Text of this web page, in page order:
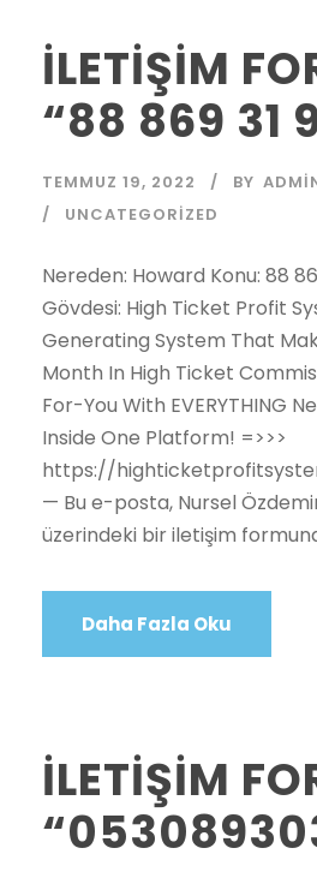
İLETİŞİM
“88 869 31
TEMMUZ 19, 2022 BY
UNCATEGORIZED
Nereden: Howard Konu: 88
Gövdesi: High Ticket Profit
Generating System That
Month In High Ticket
For-You With EVERYTHING
Inside One Platform! =>>>
https://
— Bu e-posta, Nursel
üzerindeki bir iletişim
Daha Fazla Oku
İLETİŞİM